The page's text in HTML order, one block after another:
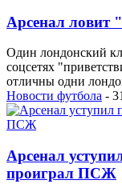
Арсенал ловит
Один лондонский
соцсетях
отличны одни
Новости футбола -
Арсенал
проиграл ПСЖ